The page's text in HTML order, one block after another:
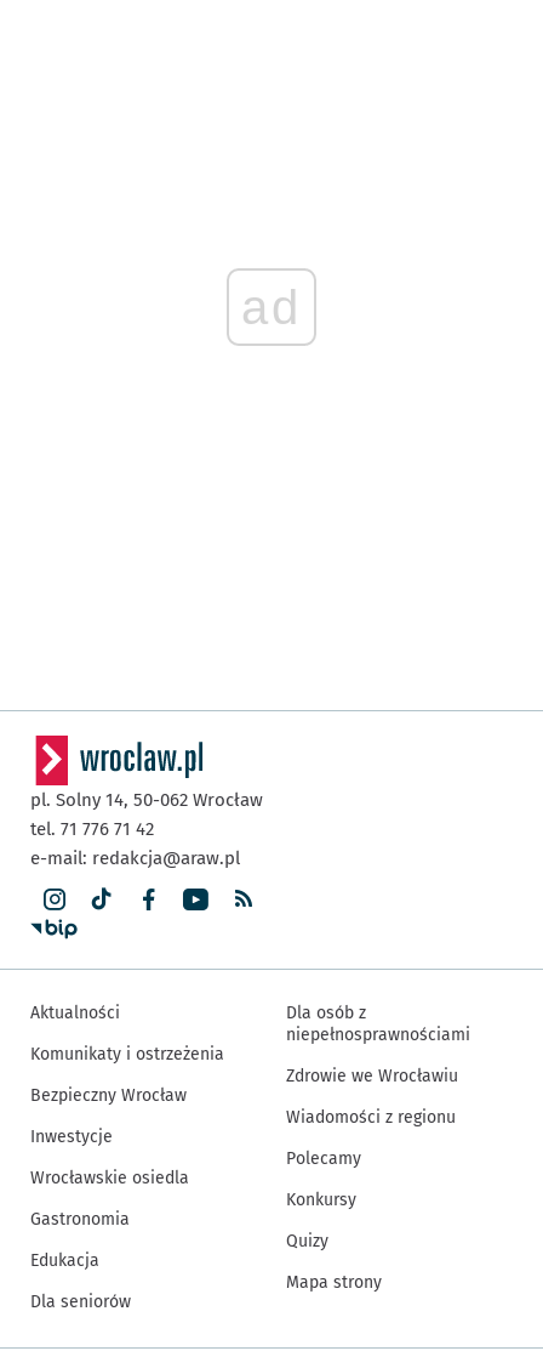
ad
pl. Solny 14, 50-062 Wrocław
tel. 71 776 71 42
e-mail: redakcja@araw.pl
Aktualności
Komunikaty i ostrzeżenia
Bezpieczny Wrocław
Inwestycje
Wrocławskie osiedla
Gastronomia
Edukacja
Dla seniorów
Dla osób z
niepełnosprawnościami
Zdrowie we Wrocławiu
Wiadomości z regionu
Polecamy
Konkursy
Quizy
Mapa strony